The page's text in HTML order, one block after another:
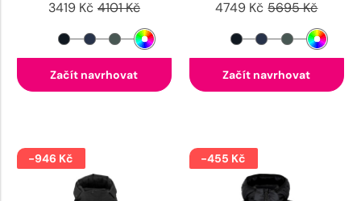
3419 Kč 4101 Kč
Začít navrhovat
4749 Kč 5695 Kč
Začít navrhovat
-946 Kč -455 Kč